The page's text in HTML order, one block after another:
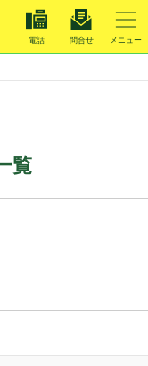
は
メニュー
電話 問合せ
覧